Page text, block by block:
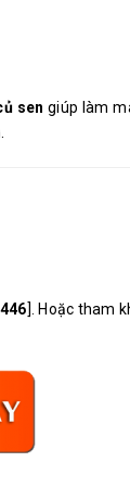
sen giúp làm
]. Hoặc tham